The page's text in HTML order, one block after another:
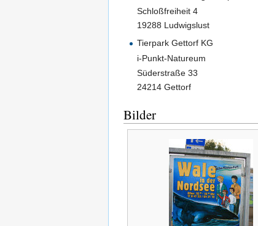
Schloßfreiheit 4
19288 Ludwigslust
Tierpark Gettorf KG
i-Punkt-Natureum
Süderstraße 33
24214 Gettorf
Bilder